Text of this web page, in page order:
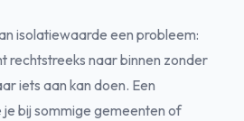
isolatiewaarde een probleem:
rechtstreeks naar binnen zonder
iets aan kan doen. Een
bij sommige gemeenten of